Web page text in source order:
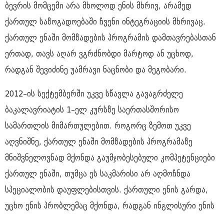
ბევრის მომცემი არა მხოლოდ ენის მხრივ, არამედ
ქართულ საზოგადოებაში ჩვენი ინტეგრაციის მხრივაც.
ქართულ ენაში მომზადების პროგრამის დამთავრებასთან
ერთად, თავს აღარ ვგრძნობდი მარტოდ ან უცხოდ,
რადგან შევიძინე უამრავი ნაცნობი და მეგობარი.
2012–ის სექტემბერში უკვე სწავლა გავაგრძელე
ბაკალავრიატის 1–ელ კურსზე საერთასშორისო
სამართლის მიმართულებით. როგორც ზემოთ უკვე
აღვნიშნე, ქართულ ენაში მომზადების პროგრამაზე
მნიშვნელოვნად მქონდა გაუმჯობესებული კომპეტენციები
ქართულ ენაში, თუმცა ეს საკმარისი არ აღმოჩნდა
სპეციალობის დაუფლებისთვის. ქართული ენის გარდა,
უცხო ენის პრობლემაც მქონდა, რადგან ინგლისური ენის